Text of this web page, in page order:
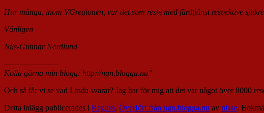
Hur många, inom VGregionen, var det som reste med färdtjänst respektive
Vänligen
Nils-Gunnar Nordlund
———————–
Kolla gärna min blogg: http://ngn.blogga.nu”
Och så får vi se vad Linda svarar? Jag har för mig att det var något över 8000
Detta inlägg publicerades i Region, Överfört från ngn.blogga.nu av nisse.